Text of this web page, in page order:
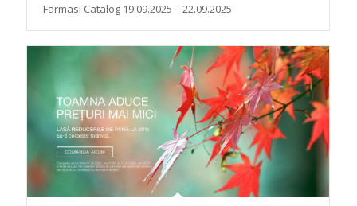
Farmasi Catalog 19.09.2025 – 22.09.2025